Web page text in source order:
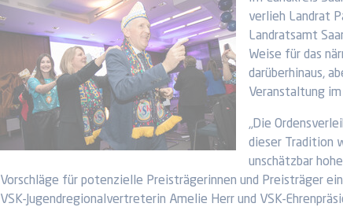
verlieh Landrat
Landratsamt
Weise für das
darüberhinaus,
Veranstaltung
„Die
dieser Tradition
unschätzbar
Vorschläge für potenzielle Preisträgerinnen und Preisträger
VSK-Jugendregionalvertreterin Amelie Herr und VSK-